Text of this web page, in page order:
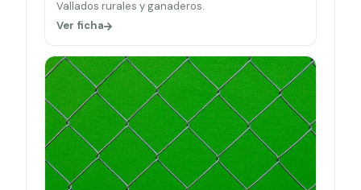
Vallados rurales y ganaderos.
Ver ficha